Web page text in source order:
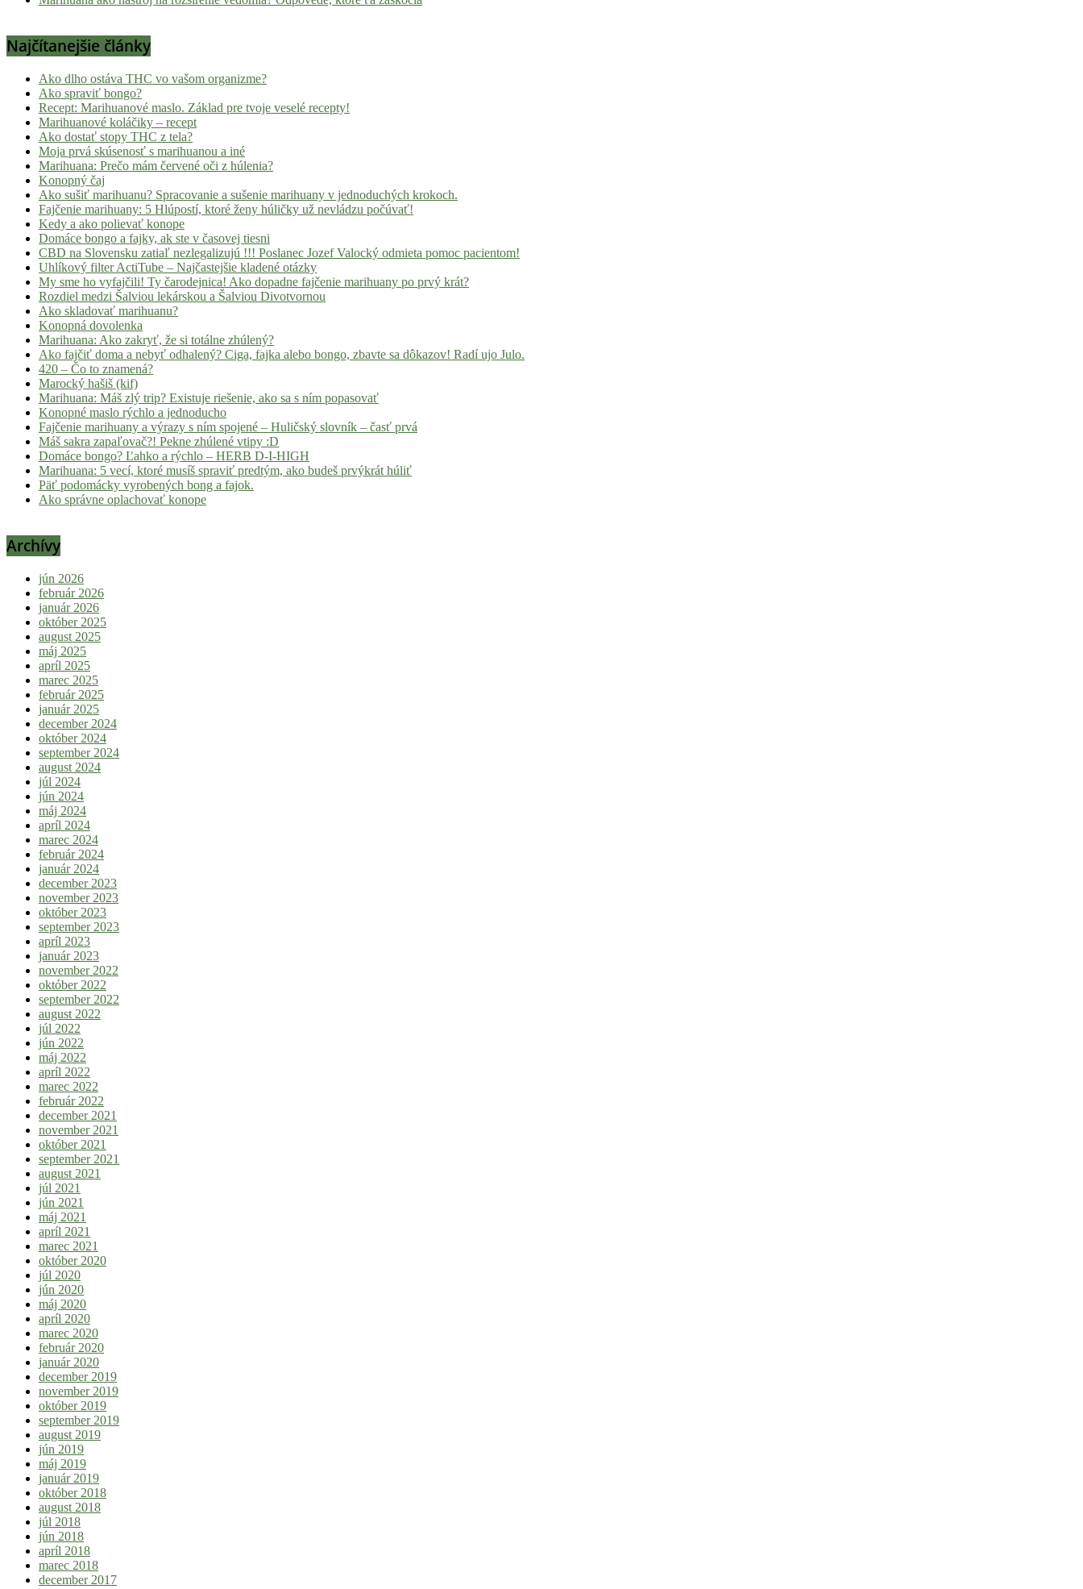
Najčítanejšie články
Ako dlho ostáva THC vo vašom organizme?
Ako spraviť bongo?
Recept: Marihuanové maslo. Základ pre tvoje veselé recepty!
Marihuanové koláčiky – recept
Ako dostať stopy THC z tela?
Moja prvá skúsenosť s marihuanou a iné
Marihuana: Prečo mám červené oči z húlenia?
Konopný čaj
Ako sušiť marihuanu? Spracovanie a sušenie marihuany v jednoduchých krokoch.
Fajčenie marihuany: 5 Hlúpostí, ktoré ženy húličky už nevládzu počúvať!
Kedy a ako polievať konope
Domáce bongo a fajky, ak ste v časovej tiesni
CBD na Slovensku zatiaľ nezlegalizujú !!! Poslanec Jozef Valocký odmieta pomoc pacientom!
Uhlíkový filter ActiTube – Najčastejšie kladené otázky
My sme ho vyfajčili! Ty čarodejnica! Ako dopadne fajčenie marihuany po prvý krát?
Rozdiel medzi Šalviou lekárskou a Šalviou Divotvornou
Ako skladovať marihuanu?
Konopná dovolenka
Marihuana: Ako zakryť, že si totálne zhúlený?
Ako fajčiť doma a nebyť odhalený? Ciga, fajka alebo bongo, zbavte sa dôkazov! Radí ujo Julo.
420 – Čo to znamená?
Marocký hašiš (kif)
Marihuana: Máš zlý trip? Existuje riešenie, ako sa s ním popasovať
Konopné maslo rýchlo a jednoducho
Fajčenie marihuany a výrazy s ním spojené – Huličský slovník – časť prvá
Máš sakra zapaľovač?! Pekne zhúlené vtipy :D
Domáce bongo? Ľahko a rýchlo – HERB D-I-HIGH
Marihuana: 5 vecí, ktoré musíš spraviť predtým, ako budeš prvýkrát húliť
Päť podomácky vyrobených bong a fajok.
Ako správne oplachovať konope
Archívy
jún 2026
február 2026
január 2026
október 2025
august 2025
máj 2025
apríl 2025
marec 2025
február 2025
január 2025
december 2024
október 2024
september 2024
august 2024
júl 2024
jún 2024
máj 2024
apríl 2024
marec 2024
február 2024
január 2024
december 2023
november 2023
október 2023
september 2023
apríl 2023
január 2023
november 2022
október 2022
september 2022
august 2022
júl 2022
jún 2022
máj 2022
apríl 2022
marec 2022
február 2022
december 2021
november 2021
október 2021
september 2021
august 2021
júl 2021
jún 2021
máj 2021
apríl 2021
marec 2021
október 2020
júl 2020
jún 2020
máj 2020
apríl 2020
marec 2020
február 2020
január 2020
december 2019
november 2019
október 2019
september 2019
august 2019
jún 2019
máj 2019
január 2019
október 2018
august 2018
júl 2018
jún 2018
apríl 2018
marec 2018
december 2017